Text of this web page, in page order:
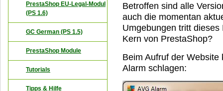
Betroffen sind alle
auch die momentan
Umgebungen tritt
Kern von PrestaShop?
Beim Aufruf der
Alarm schlagen:
PrestaShop EU-Legal-Modul
(PS 1.6)
GC German (PS 1.5)
PrestaShop Module
Tutorials
Tipps & Hilfe